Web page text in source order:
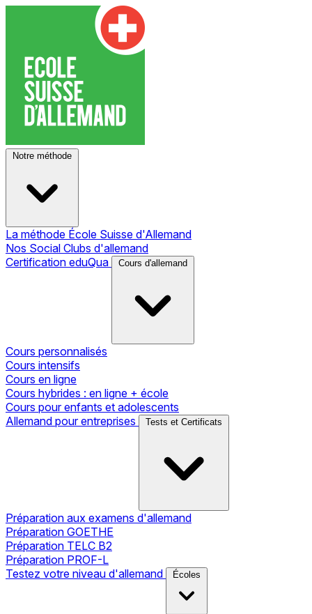
Notre méthode
La méthode École Suisse d'Allemand
Nos Social Clubs d'allemand
Certification eduQua
Cours d'allemand
Cours personnalisés
Cours intensifs
Cours en ligne
Cours hybrides : en ligne + école
Cours pour enfants et adolescents
Allemand pour entreprises
Tests et Certificats
Préparation aux examens d'allemand
Préparation GOETHE
Préparation TELC B2
Préparation PROF-L
Testez votre niveau d'allemand
Écoles